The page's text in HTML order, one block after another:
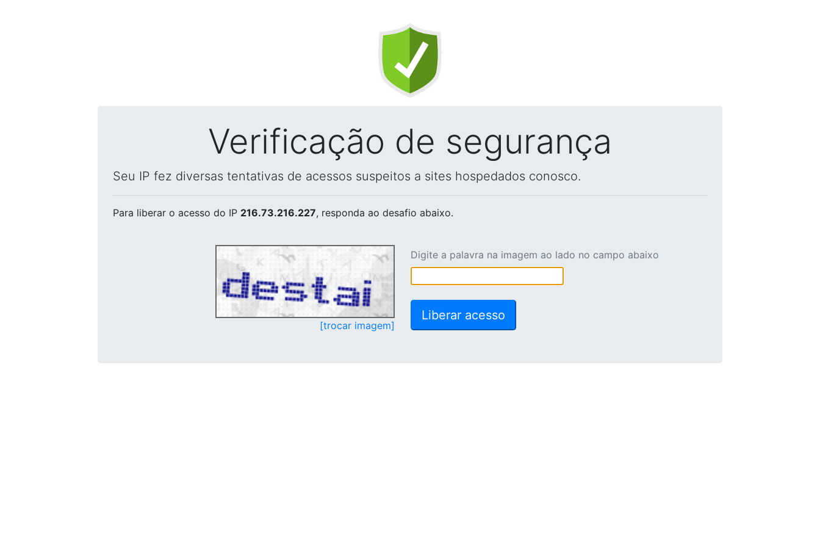
Verificação de segurança
Seu IP fez diversas tentativas de acessos suspeitos a sites hospedados conosco.
Para liberar o acesso do IP 216.73.216.227, responda ao desafio abaixo.
[trocar imagem]
Digite a palavra na imagem ao lado no campo abaixo